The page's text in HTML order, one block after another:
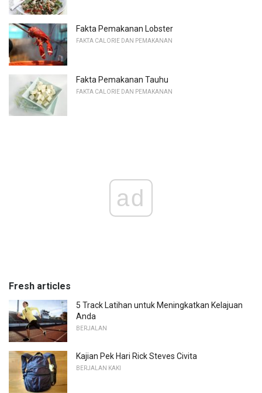
Fakta Pemakanan Lobster
FAKTA CALORIE DAN PEMAKANAN
Fakta Pemakanan Tauhu
FAKTA CALORIE DAN PEMAKANAN
ad
Fresh articles
5 Track Latihan untuk Meningkatkan Kelajuan
Anda
BERJALAN
Kajian Pek Hari Rick Steves Civita
BERJALAN KAKI